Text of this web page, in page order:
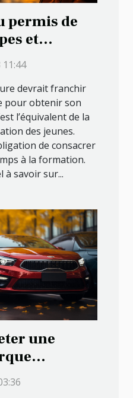
permis de
et
devrait franchir
pour obtenir son
l’équivalent de la
des jeunes.
de consacrer
à la formation.
à savoir sur...
une
?